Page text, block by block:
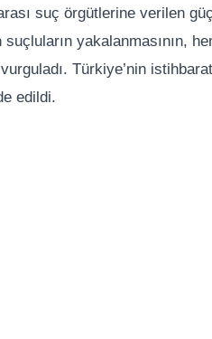
suç örgütlerine verilen
yakalanmasının,
vurguladı. Türkiye’nin
edildi.